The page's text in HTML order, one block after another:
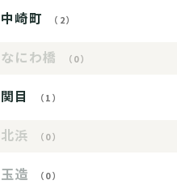
中崎町 （2）
なにわ橋 （0）
関目 （1）
北浜 （0）
玉造 （0）